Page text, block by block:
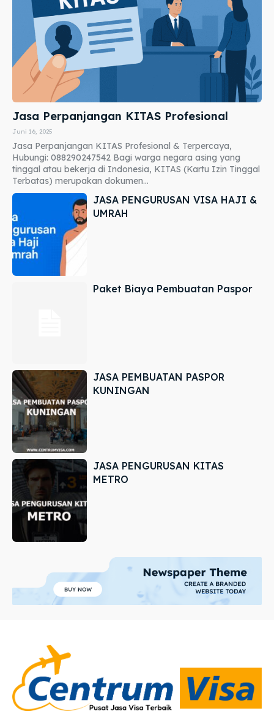
Jasa Perpanjangan KITAS Profesional
Juni 16, 2025
Jasa Perpanjangan KITAS Profesional & Terpercaya,
Hubungi: 088290247542 Bagi warga negara asing yang
tinggal atau bekerja di Indonesia, KITAS (Kartu Izin Tinggal
Terbatas) merupakan dokumen...
JASA PENGURUSAN VISA HAJI &
UMRAH
Paket Biaya Pembuatan Paspor
JASA PEMBUATAN PASPOR
KUNINGAN
JASA PENGURUSAN KITAS
METRO